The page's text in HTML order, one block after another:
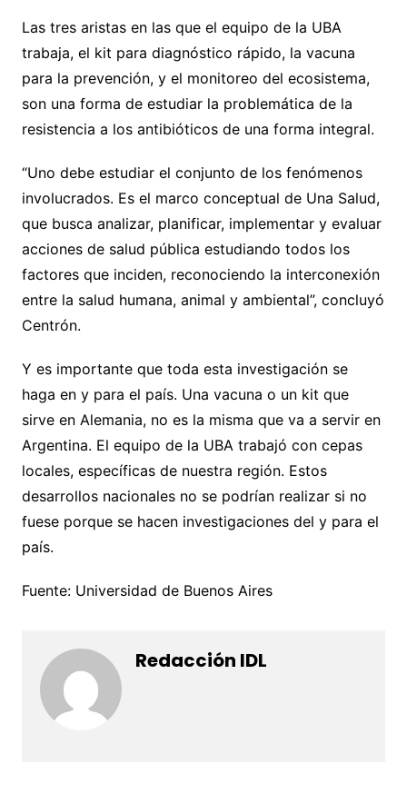
Las tres aristas en las que el equipo de la UBA
trabaja, el kit para diagnóstico rápido, la vacuna
para la prevención, y el monitoreo del ecosistema,
son una forma de estudiar la problemática de la
resistencia a los antibióticos de una forma integral.
“Uno debe estudiar el conjunto de los fenómenos
involucrados. Es el marco conceptual de Una Salud,
que busca analizar, planificar, implementar y evaluar
acciones de salud pública estudiando todos los
factores que inciden, reconociendo la interconexión
entre la salud humana, animal y ambiental”, concluyó
Centrón.
Y es importante que toda esta investigación se
haga en y para el país. Una vacuna o un kit que
sirve en Alemania, no es la misma que va a servir en
Argentina. El equipo de la UBA trabajó con cepas
locales, específicas de nuestra región. Estos
desarrollos nacionales no se podrían realizar si no
fuese porque se hacen investigaciones del y para el
país.
Fuente: Universidad de Buenos Aires
Redacción IDL